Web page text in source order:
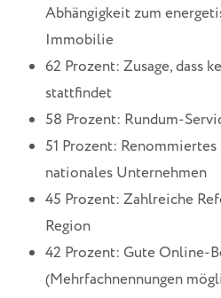
Abhängigkeit zum
Immobilie
62 Prozent: Zusage, dass
stattfindet
58 Prozent: Rundum-
51 Prozent:
nationales Unternehmen
45 Prozent: Zahlreiche
Region
42 Prozent: Gute Online-
(Mehrfachnennungen